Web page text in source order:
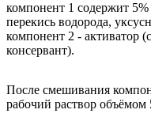
компонент 1 содержит
перекись водорода,
компонент 2 - активатор
консервант).
После смешивания
рабочий раствор объёмом